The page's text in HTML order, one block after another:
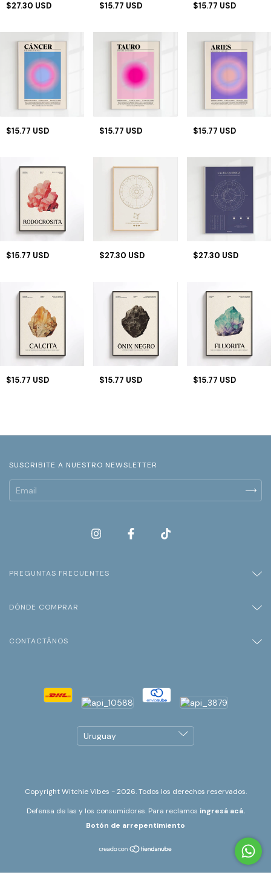
$27.30 USD $15.77 USD $15.77 USD
$15.77 USD $15.77 USD $15.77 USD
$15.77 USD $27.30 USD $27.30 USD
$15.77 USD $15.77 USD $15.77 USD
SUSCRIBITE A NUESTRO NEWSLETTER
PREGUNTAS FRECUENTES
DÓNDE COMPRAR
CONTACTÁNOS
Copyright Witchie Vibes - 2026. Todos los derechos reservados.
Defensa de las y los consumidores. Para reclamos ingresá acá.
Botón de arrepentimiento